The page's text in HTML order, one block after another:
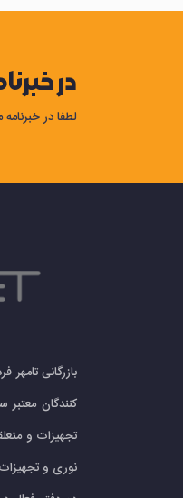
در
لطفا در
کنندگان
تجهیزات و
نوری و تجهیزات